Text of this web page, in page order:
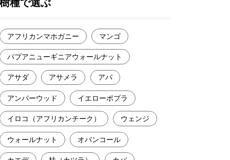
樹種で選ぶ
アフリカンマホガニー マンゴ
パプアニューギニアウォールナット
アサダ アサメラ アパ
アンバーウッド イエローポプラ
イロコ（アフリカンチーク） ウェンジ
ウォールナット オバンコール